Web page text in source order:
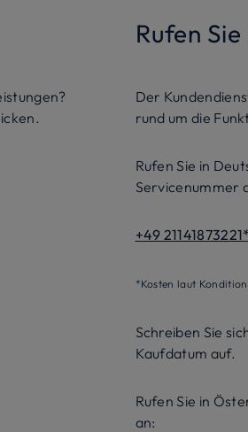
Rufen Sie
Der
rund um die
Rufen Sie in
Servicenummer
+49 21141873221*
*Kosten laut
Schreiben Sie
Kaufdatum auf.
Rufen Sie in
an: